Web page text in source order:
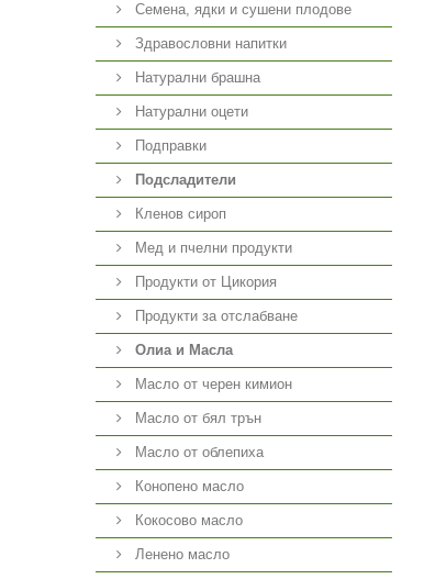
Семена, ядки и сушени плодове
Здравословни напитки
Натурални брашна
Натурални оцети
Подправки
Подсладители
Кленов сироп
Мед и пчелни продукти
Продукти от Цикория
Продукти за отслабване
Олиа и Масла
Масло от черен кимион
Масло от бял трън
Масло от облепиха
Конопено масло
Кокосово масло
Ленено масло